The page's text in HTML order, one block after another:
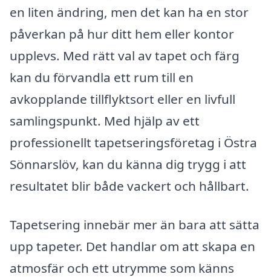
en liten ändring, men det kan ha en stor
påverkan på hur ditt hem eller kontor
upplevs. Med rätt val av tapet och färg
kan du förvandla ett rum till en
avkopplande tillflyktsort eller en livfull
samlingspunkt. Med hjälp av ett
professionellt tapetseringsföretag i Östra
Sönnarslöv, kan du känna dig trygg i att
resultatet blir både vackert och hållbart.
Tapetsering innebär mer än bara att sätta
upp tapeter. Det handlar om att skapa en
atmosfär och ett utrymme som känns